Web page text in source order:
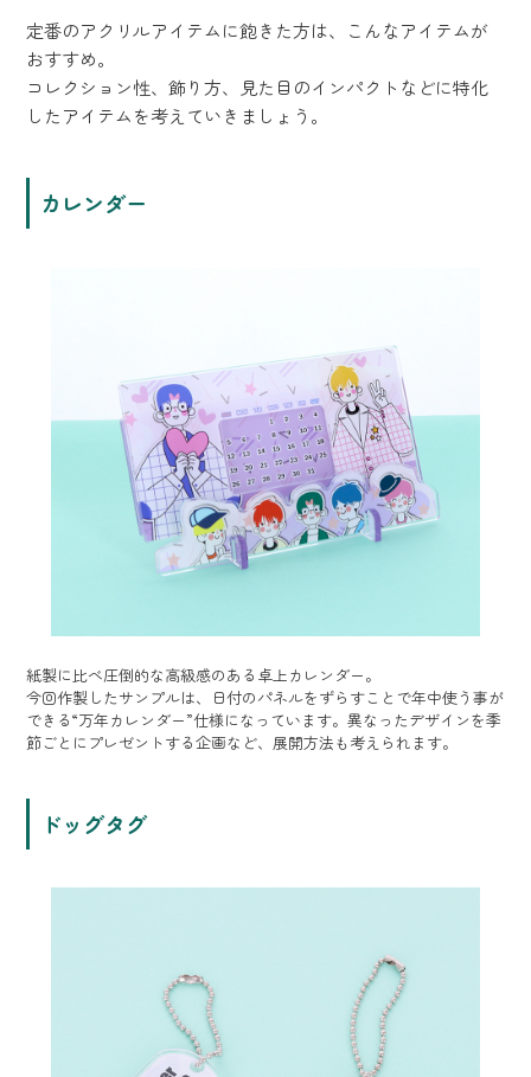
定番のアクリルアイテムに飽きた方は、こんなアイテムが
おすすめ。
コレクション性、飾り方、見た目のインパクトなどに特化
したアイテムを考えていきましょう。
カレンダー
紙製に比べ圧倒的な高級感のある卓上カレンダー。
今回作製したサンプルは、日付のパネルをずらすことで年中使う事が
できる“万年カレンダー”仕様になっています。異なったデザインを季
節ごとにプレゼントする企画など、展開方法も考えられます。
ドッグタグ